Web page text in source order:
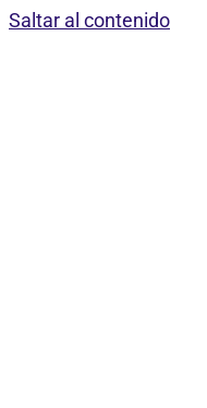
Saltar al contenido